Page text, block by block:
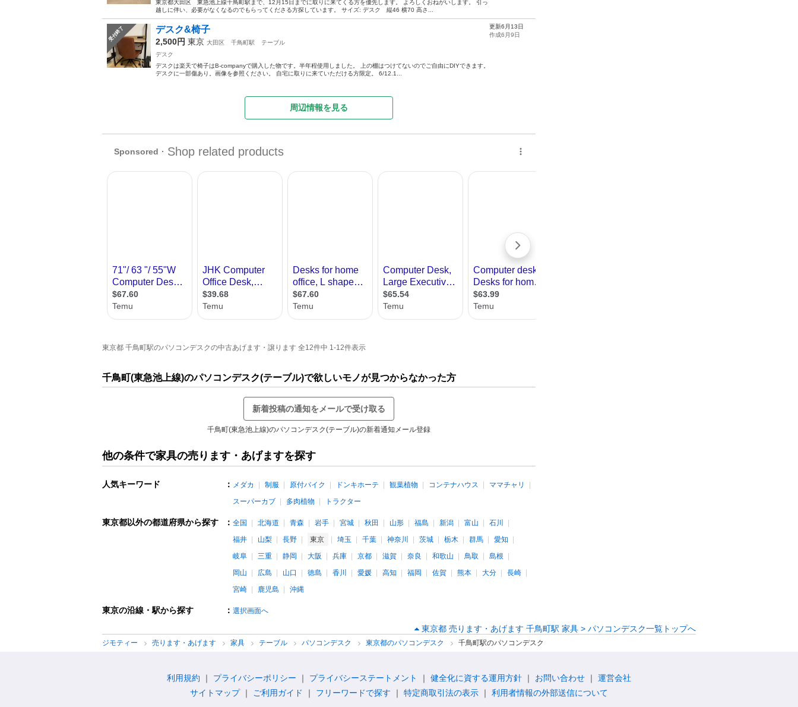
東京都大田区 東急池上線千鳥町駅まで、12月15日までに取りに来てくる方を優先します。 よろしくおねがいします。 引っ
越しに伴い、必要がなくなるのでもらってくださる方探しています。 サイズ: デスク 縦46 横70 高さ...
受付終了 デスク&椅子
2,500円 東京 大田区 千鳥町駅
テーブル
デスク
デスクは楽天で椅子はB-companyで購入した物です。半年程使用しました。 上の棚はつけてないのでご自由にDIYできます。
デスクに一部傷あり。画像を参照ください。 自宅に取りに来ていただける方限定。 6/12.1...
更新6月13日
作成6月9日
周辺情報を見る
東京都 千鳥町駅のパソコンデスクの中古あげます・譲ります 全12件中 1-12件表示
千鳥町(東急池上線)のパソコンデスク(テーブル)で欲しいモノが見つからなかった方
新着投稿の通知をメールで受け取る
千鳥町(東急池上線)のパソコンデスク(テーブル)の新着通知メール登録
他の条件で家具の売ります・あげますを探す
人気キーワード ： メダカ 制服 原付バイク ドンキホーテ 観葉植物 コンテナハウス
ママチャリ
スーパーカブ
多肉植物 トラクター
東京都以外の都道府県から探す ： 全国 北海道 青森 岩手 宮城 秋田 山形 福島 新潟 富山
石川
福井
山梨 長野 東京 埼玉 千葉 神奈川 茨城 栃木 群馬
愛知
岐阜
三重 静岡 大阪 兵庫 京都 滋賀 奈良 和歌山 鳥取
島根
岡山
広島 山口 徳島 香川 愛媛 高知 福岡 佐賀 熊本 大分
長崎
宮崎
鹿児島 沖縄
東京の沿線・駅から探す ： 選択画面へ
東京都 売ります・あげます 千鳥町駅 家具 > パソコンデスク一覧トップへ
ジモティー 売ります・あげます 家具 テーブル パソコンデスク 東京都のパソコンデスク 千鳥町駅のパソコンデスク
利用規約 プライバシーポリシー プライバシーステートメント 健全化に資する運用方針 お問い合わせ
運営会社
サイトマップ
ご利用ガイド フリーワードで探す 特定商取引法の表示 利用者情報の外部送信について